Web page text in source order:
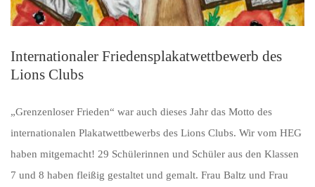
Internationaler Friedensplakatwettbewerb des
Lions Clubs
„Grenzenloser Frieden“ war auch dieses Jahr das Motto des
internationalen Plakatwettbewerbs des Lions Clubs. Wir vom HEG
haben mitgemacht! 29 Schülerinnen und Schüler aus den Klassen
7 und 8 haben fleißig gestaltet und gemalt. Frau Baltz und Frau